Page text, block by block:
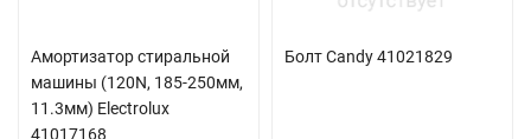
Амортизатор стиральной
машины (120N, 185-250мм,
11.3мм) Electrolux
41017168
Болт Candy 41021829